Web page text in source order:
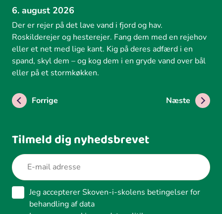
6. august 2026
Der er rejer på det lave vand i fjord og hav.
Roskilderejer og hesterejer. Fang dem med en rejehov
eller et net med lige kant. Kig på deres adfærd i en
spand, skyl dem – og kog dem i en gryde vand over bål
eller på et stormkøkken.
Forrige Næste
Tilmeld dig nyhedsbrevet
Jeg accepterer Skoven-i-skolens betingelser for
behandling af data